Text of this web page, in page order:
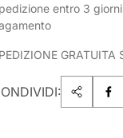
entro 3
GRATUITA